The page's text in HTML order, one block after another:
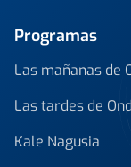
Programas
Las mañanas de
Las tardes de
Kale Nagusia